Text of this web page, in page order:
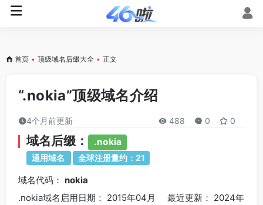
首页 • 顶级域名后缀大全 • 正文
“.nokia”顶级域名介绍
4个月前更新 488 0 0
域名后缀： .nokia
通用域名 全球注册量约：21
域名代码： nokia
.nokia域名 启用日期： 2015年04月 最近更新： 2024年